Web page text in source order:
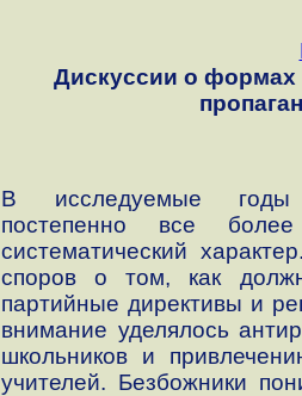
Дискуссии о формах
В исследуемые годы
постепенно все
систематический
споров о том, как
партийные директивы и
внимание уделялось
школьников и
учителей. Безбожники